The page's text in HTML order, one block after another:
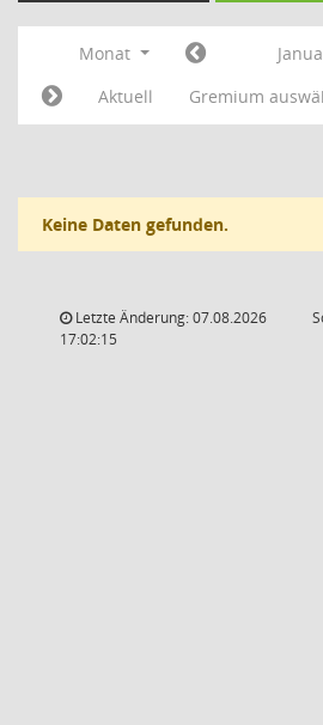
Monat
Aktuell
Gremium
Keine Daten gefunden.
Letzte Änderung: 07.08.2026
17:02:15